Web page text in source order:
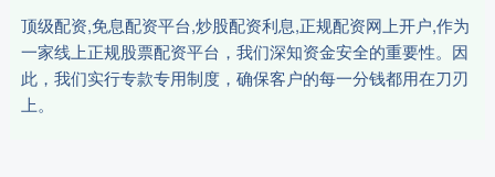
顶级配资,免息配资平台,炒股配资利息,正规配资网上开户,作为
一家线上正规股票配资平台，我们深知资金安全的重要性。因
此，我们实行专款专用制度，确保客户的每一分钱都用在刀刃
上。